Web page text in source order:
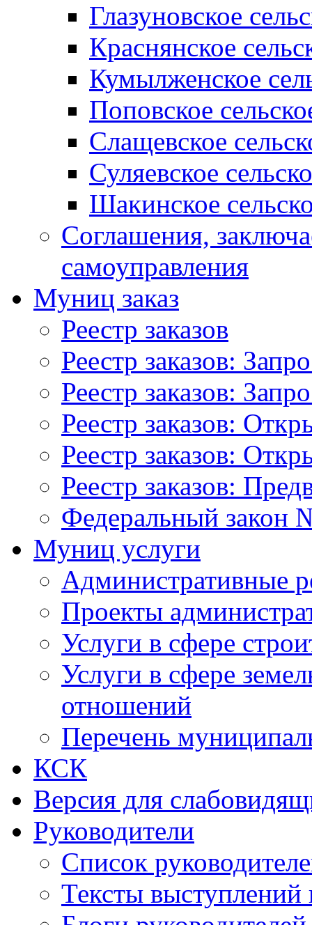
Глазуновское
Краснянское
Кумылженское
Поповское
Слащевское
Суляевское
Шакинское
Соглашения,
самоуправления
Муниц заказ
Реестр заказов
Реестр заказов:
Реестр заказов:
Реестр заказов:
Реестр заказов:
Реестр заказов:
Федеральный закон
Муниц услуги
Административные
Проекты
Услуги в сфере
Услуги в сфере
отношений
Перечень
КСК
Версия для
Руководители
Список
Тексты выступлений